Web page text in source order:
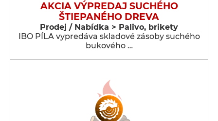
AKCIA VÝPREDAJ SUCHÉHO
ŠTIEPANÉHO DREVA
Prodej / Nabídka > Palivo, brikety
IBO PÍLA vypredáva skladové zásoby suchého
bukového …